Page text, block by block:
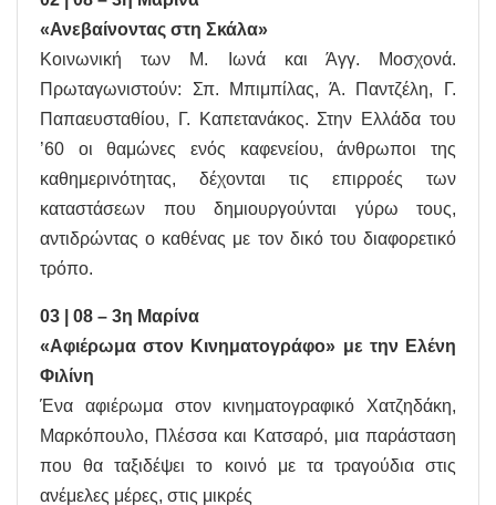
«Ανεβαίνοντας στη Σκάλα»
Κοινωνική των Μ. Ιωνά και Άγγ. Μοσχονά.
Πρωταγωνιστούν: Σπ. Μπιμπίλας, Ά. Παντζέλη, Γ.
Παπαευσταθίου, Γ. Καπετανάκος. Στην Ελλάδα του
’60 οι θαμώνες ενός καφενείου, άνθρωποι της
καθημερινότητας, δέχονται τις επιρροές των
καταστάσεων που δημιουργούνται γύρω τους,
αντιδρώντας ο καθένας με τον δικό του διαφορετικό
τρόπο.
03 | 08 – 3η Μαρίνα
«Αφιέρωμα στον Κινηματογράφο» με την Ελένη
Φιλίνη
Ένα αφιέρωμα στον κινηματογραφικό Χατζηδάκη,
Μαρκόπουλο, Πλέσσα και Κατσαρό, μια παράσταση
που θα ταξιδέψει το κοινό με τα τραγούδια στις
ανέμελες μέρες, στις μικρές